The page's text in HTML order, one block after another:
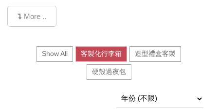
More ..
Show All 客製化行李箱 造型禮盒客製
硬殼過夜包